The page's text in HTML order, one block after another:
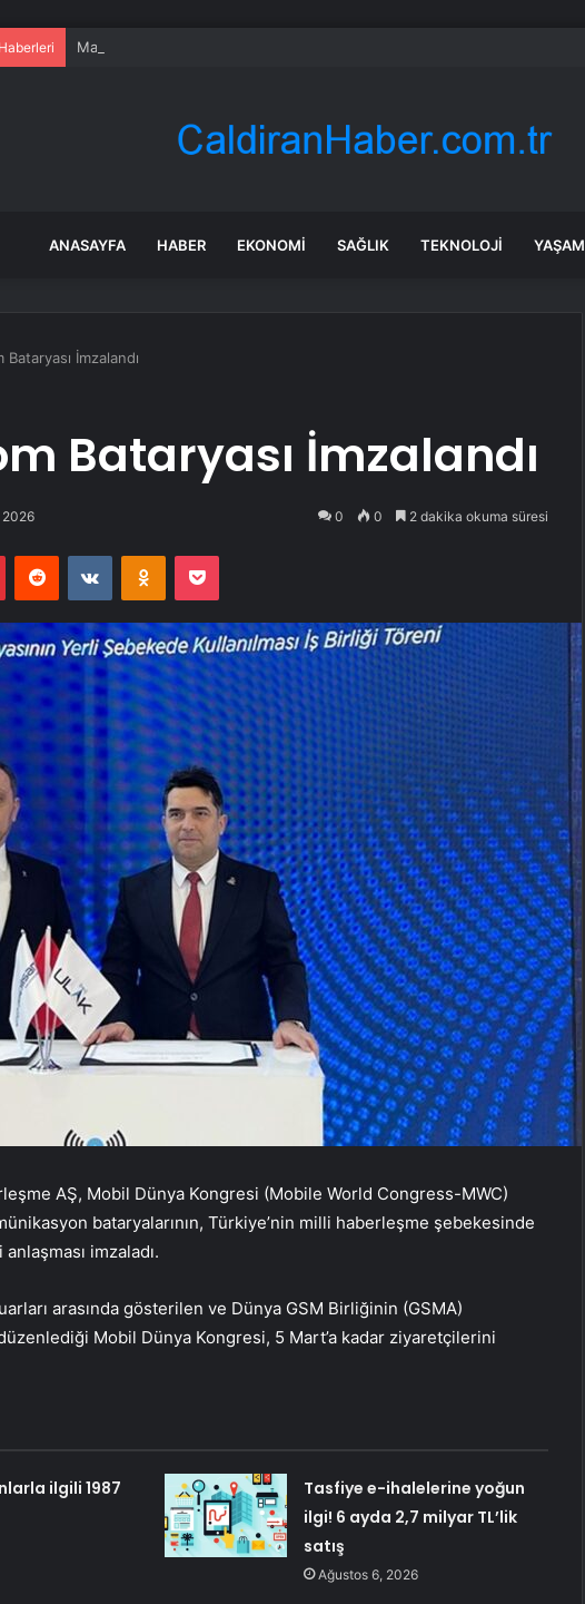
Magyar’dan efsanevi satranççıya cumhurbaşkanlığı teklifi
ANASAYFA HABER EKONOMI SAĞLIK TEKNOLOJI YAŞAM
İmzalandı
Bataryası İmzalandı
2026 0 0 2 dakika okuma süresi
PinterestReddit VKontakteOdnoklassniki
Pocket
AŞ, Mobil Dünya Kongresi (Mobile World Congress-MWC)
bataryalarının, Türkiye’nin milli haberleşme şebekesinde
imzaladı.
arasında gösterilen ve Dünya GSM Birliğinin (GSMA)
Mobil Dünya Kongresi, 5 Mart’a kadar ziyaretçilerini
ilgili 1987
Tasfiye e-ihalelerine yoğun
ilgi! 6 ayda 2,7 milyar TL’lik
satış
Ağustos 6, 2026